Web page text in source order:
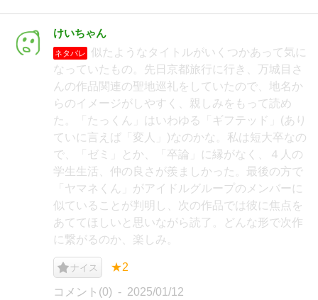
けいちゃん
ネタバレ
似たようなタイトルがいくつかあって気に
なっていたもの。先日京都旅行に行き、万城目さ
んの作品関連の聖地巡礼をしていたので、地名か
らのイメージがしやすく、親しみをもって読め
た。「たっくん」はいわゆる「ギフテッド」(あり
ていに言えば「変人」)なのかな。私は短大卒なの
で、「ゼミ」とか、「卒論」に縁がなく、４人の
学生生活、仲の良さが羨ましかった。最後の方で
「ヤマネくん」がアイドルグループのメンバーに
似ていることが判明し、次の作品では彼に焦点を
あててほしいと思いながら読了。どんな形で次作
に繋がるのか、楽しみ。
ナイス ★2
コメント(0) 2025/01/12